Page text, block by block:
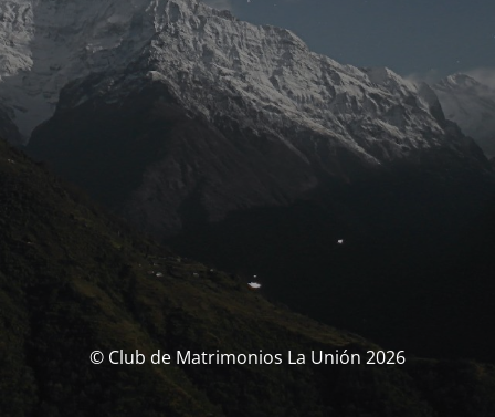
© Club de Matrimonios La Unión 2026